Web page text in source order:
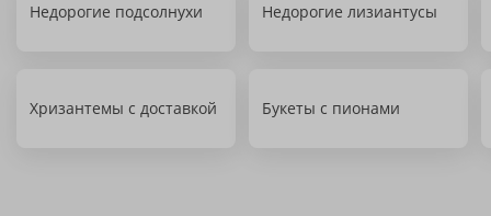
Недорогие подсолнухи Недорогие лизиантусы
Хризантемы с доставкой Букеты с пионами